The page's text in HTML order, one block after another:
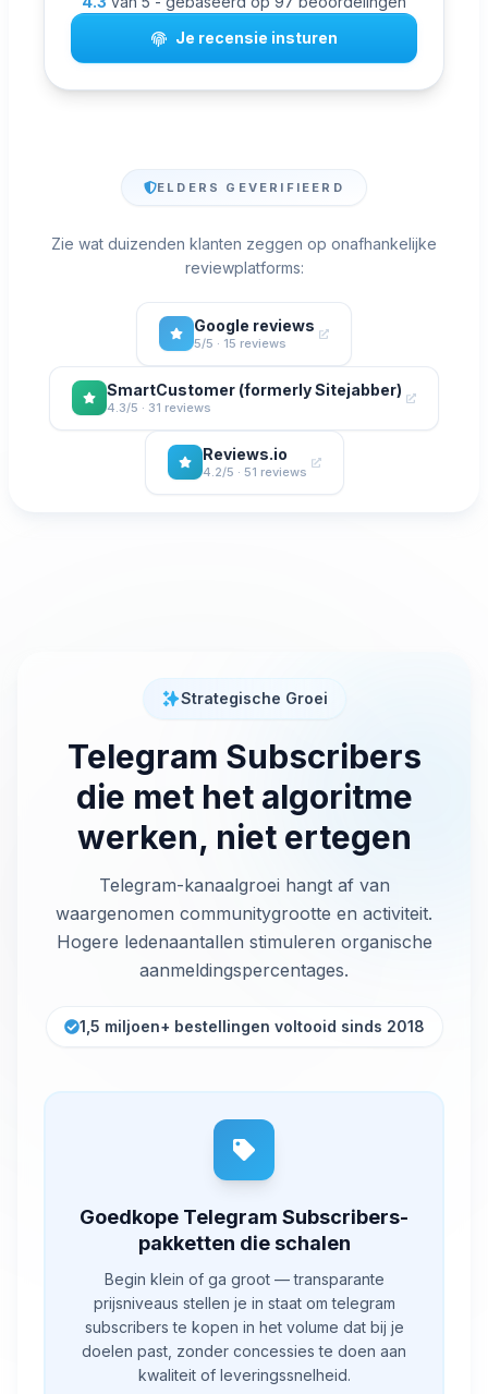
Je recensie insturen
ELDERS GEVERIFIEERD
Zie wat duizenden klanten zeggen op onafhankelijke
reviewplatforms:
Google reviews
5/5 · 15 reviews
SmartCustomer (formerly Sitejabber)
4.3/5 · 31 reviews
Reviews.io
4.2/5 · 51 reviews
Strategische Groei
Telegram Subscribers
die met het algoritme
werken, niet ertegen
Telegram-kanaalgroei hangt af van
waargenomen communitygrootte en activiteit.
Hogere ledenaantallen stimuleren organische
aanmeldingspercentages.
1,5 miljoen+ bestellingen voltooid sinds 2018
Goedkope Telegram Subscribers-
pakketten die schalen
Begin klein of ga groot — transparante
prijsniveaus stellen je in staat om telegram
subscribers te kopen in het volume dat bij je
doelen past, zonder concessies te doen aan
kwaliteit of leveringssnelheid.